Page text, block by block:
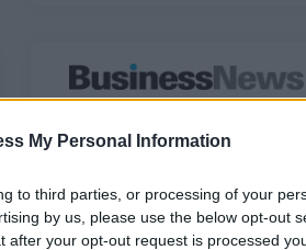
My Personal Information
to third parties, or processing of your
by us, please use the below opt-out
after your opt-out request is processed
Οπωροκηπευτικά με την ποιότητα
10/07/2018 - 03:00